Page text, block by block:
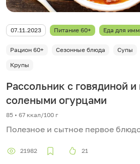
07.11.2023 Питание 60+ Еда для
Рацион 60+ Сезонные блюда Супы
Крупы
Рассольник с говядиной
солеными огурцами
85 • 67 ккал/100 г
Полезное и сытное первое
21982 21